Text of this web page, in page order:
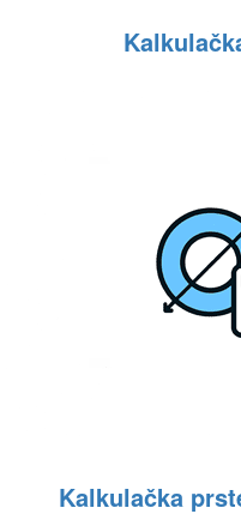
Kalkulačka